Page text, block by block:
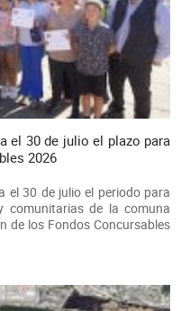
el 30 de julio el plazo para
2026
el 30 de julio el periodo para
comunitarias de la comuna
de los Fondos Concursables